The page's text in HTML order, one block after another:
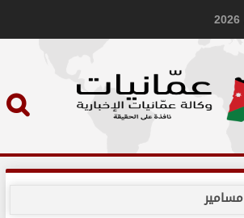
مسامير